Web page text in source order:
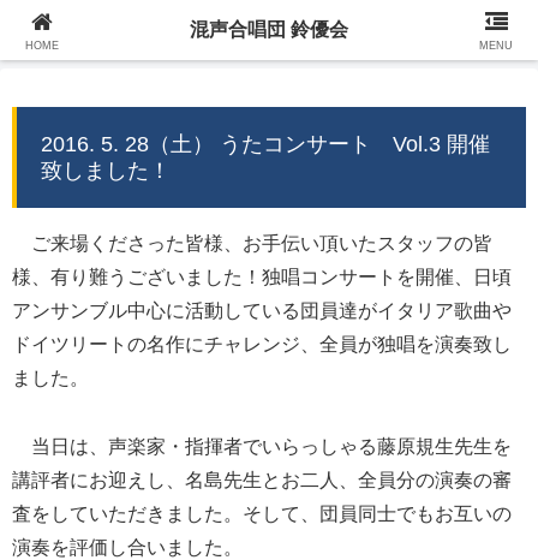
混声合唱団 鈴優会 公式ウェブサイト
2016. 5. 28（土） うたコンサート Vol.3 開催
致しました！
ご来場くださった皆様、お手伝い頂いたスタッフの皆
様、有り難うございました！独唱コンサートを開催、日頃
アンサンブル中心に活動している団員達がイタリア歌曲や
ドイツリートの名作にチャレンジ、全員が独唱を演奏致し
ました。
当日は、声楽家・指揮者でいらっしゃる藤原規生先生を
講評者にお迎えし、名島先生とお二人、全員分の演奏の審
査をしていただきました。そして、団員同士でもお互いの
演奏を評価し合いました。
HOME
混声合唱団 鈴優会
MENU